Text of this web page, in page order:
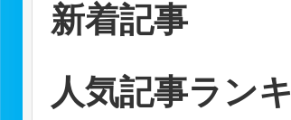
新着記事
人気記事ランキ